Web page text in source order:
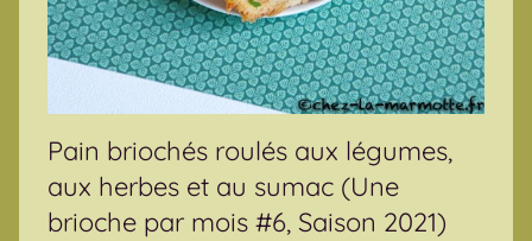
Pain briochés roulés aux légumes,
aux herbes et au sumac (Une
brioche par mois #6, Saison 2021)